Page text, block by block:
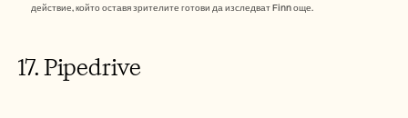
действие, който оставя зрителите готови да изследват Finn още.
17. Pipedrive